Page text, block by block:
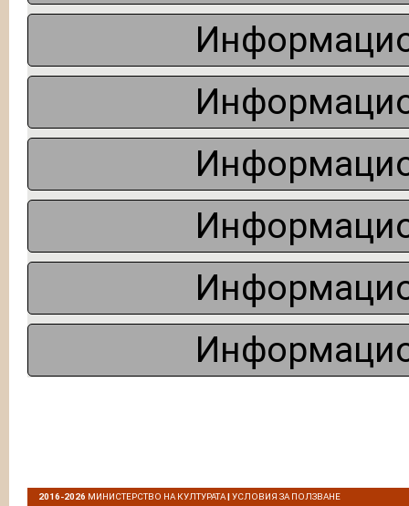
2016-2026 МИНИСТЕРСТВО НА КУЛТУРАТА|УСЛОВИЯ ЗА ПОЛЗВАНЕ